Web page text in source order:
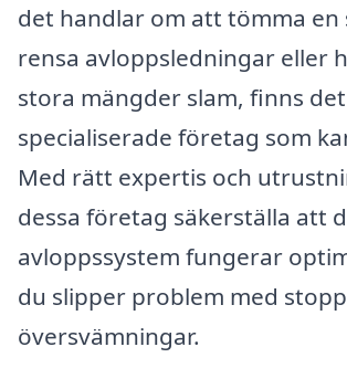
det handlar om att tömma en
rensa avloppsledningar eller
stora mängder slam, finns det
specialiserade företag som
Med rätt expertis och
dessa företag säkerställa att
avloppssystem fungerar
du slipper problem med
översvämningar.